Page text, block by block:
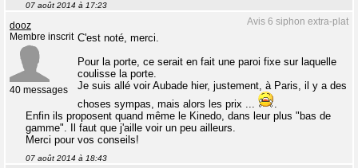
07 août 2014 à 17:23
Avis 6 siphon extra-plat
dooz
Membre inscrit
40 messages
C'est noté, merci.
Pour la porte, ce serait en fait une paroi fixe sur laquelle
coulisse la porte.
Je suis allé voir Aubade hier, justement, à Paris, il y a des
choses sympas, mais alors les prix ...
.
Enfin ils proposent quand même le Kinedo, dans leur plus "bas de
gamme". Il faut que j'aille voir un peu ailleurs.
Merci pour vos conseils!
07 août 2014 à 18:43